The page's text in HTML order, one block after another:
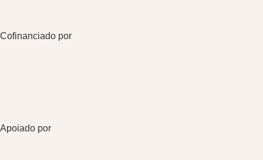
Cofinanciado por
Apoiado por